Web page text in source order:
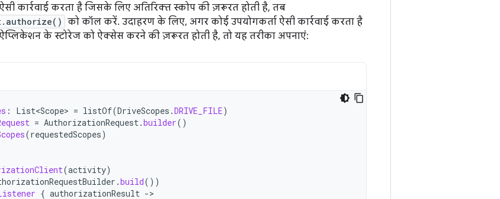
कार्रवाई करता है जिसके लिए अतिरिक्त स्कोप की ज़रूरत होती है, तब
को कॉल करें. उदाहरण के लिए, अगर कोई उपयोगकर्ता ऐसी कार्रवाई करता है
के स्टोरेज को ऐक्सेस करने की ज़रूरत होती है, तो यह तरीका अपनाएं:
: List<Scope> = listOf(DriveScopes .DRIVE_FILE)
= AuthorizationRequest.builder()
(requestedScopes)
(activity)
.build())
{ authorizationResult -